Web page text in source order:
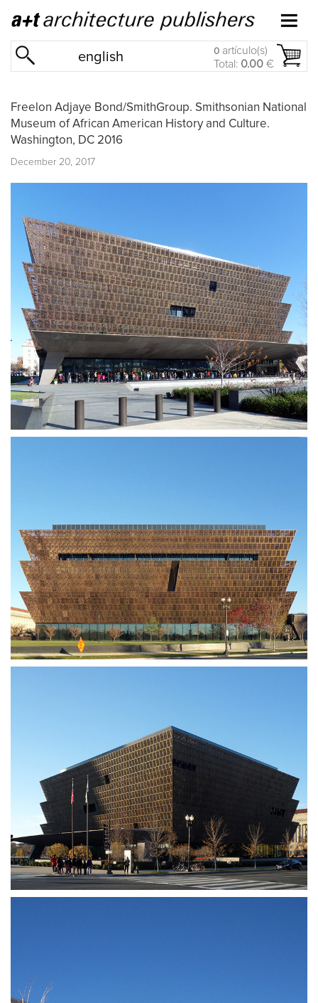
english 0 artículo(s)
Total: 0.00 €
Freelon Adjaye Bond/SmithGroup. Smithsonian National
Museum of African American History and Culture.
Washington, DC 2016
December 20, 2017